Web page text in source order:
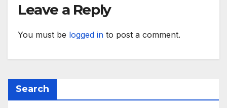
Leave a Reply
You must be logged in to post a comment.
Search